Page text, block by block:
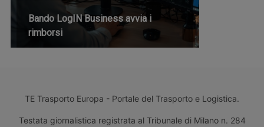
Bando LogIN Business avvia i
rimborsi
TE Trasporto Europa - Portale del Trasporto e Logistica.
Testata giornalistica registrata al Tribunale di Milano n. 284